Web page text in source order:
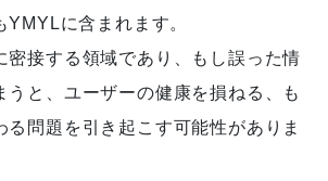
YMYLに含まれます。
密接する領域であり、もし誤った情
うと、ユーザーの健康を損ねる、も
る問題を引き起こす可能性がありま